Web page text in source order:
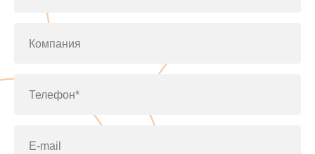
Компания
Телефон*
E-mail